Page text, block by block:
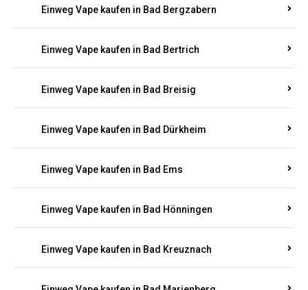
Einweg Vape kaufen in Bad Bergzabern
Einweg Vape kaufen in Bad Bertrich
Einweg Vape kaufen in Bad Breisig
Einweg Vape kaufen in Bad Dürkheim
Einweg Vape kaufen in Bad Ems
Einweg Vape kaufen in Bad Hönningen
Einweg Vape kaufen in Bad Kreuznach